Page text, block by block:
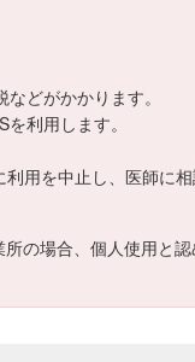
どがかかります。
利用します。
用を中止し、医師に相
の場合、個人使用と